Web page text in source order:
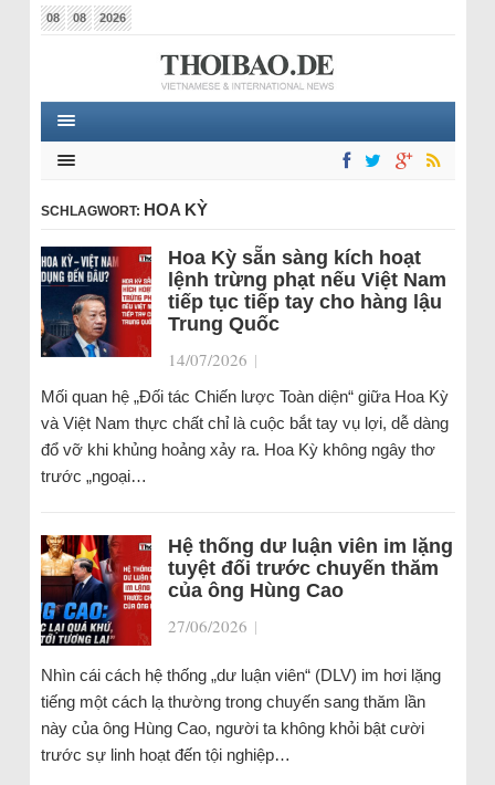
08 08 2026
SCHLAGWORT: HOA KỲ
Hoa Kỳ sẵn sàng kích hoạt
lệnh trừng phạt nếu Việt Nam
tiếp tục tiếp tay cho hàng lậu
Trung Quốc
14/07/2026 |
Mối quan hệ „Đối tác Chiến lược Toàn diện“ giữa Hoa Kỳ
và Việt Nam thực chất chỉ là cuộc bắt tay vụ lợi, dễ dàng
đổ vỡ khi khủng hoảng xảy ra. Hoa Kỳ không ngây thơ
trước „ngoại…
Hệ thống dư luận viên im lặng
tuyệt đối trước chuyến thăm
của ông Hùng Cao
27/06/2026 |
Nhìn cái cách hệ thống „dư luận viên“ (DLV) im hơi lặng
tiếng một cách lạ thường trong chuyến sang thăm lần
này của ông Hùng Cao, người ta không khỏi bật cười
trước sự linh hoạt đến tội nghiệp…